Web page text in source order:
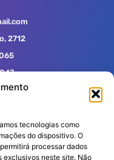
tecnologias como
do dispositivo. O
processar dados
exclusivos neste site. Não
2712